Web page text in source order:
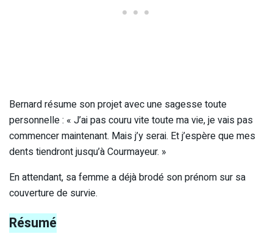
Bernard résume son projet avec une sagesse toute
personnelle : « J’ai pas couru vite toute ma vie, je vais pas
commencer maintenant. Mais j’y serai. Et j’espère que mes
dents tiendront jusqu’à Courmayeur. »
En attendant, sa femme a déjà brodé son prénom sur sa
couverture de survie.
Résumé